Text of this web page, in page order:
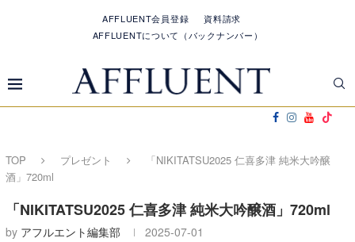
AFFLUENT会員登録
資料請求
AFFLUENTについて（バックナンバー）
TOP プレゼント
「NIKITATSU2025 仁喜多津 純米大吟醸
酒」720ml
「NIKITATSU2025 仁喜多津 純米大吟醸酒」720ml
by アフルエント編集部 2025-07-01